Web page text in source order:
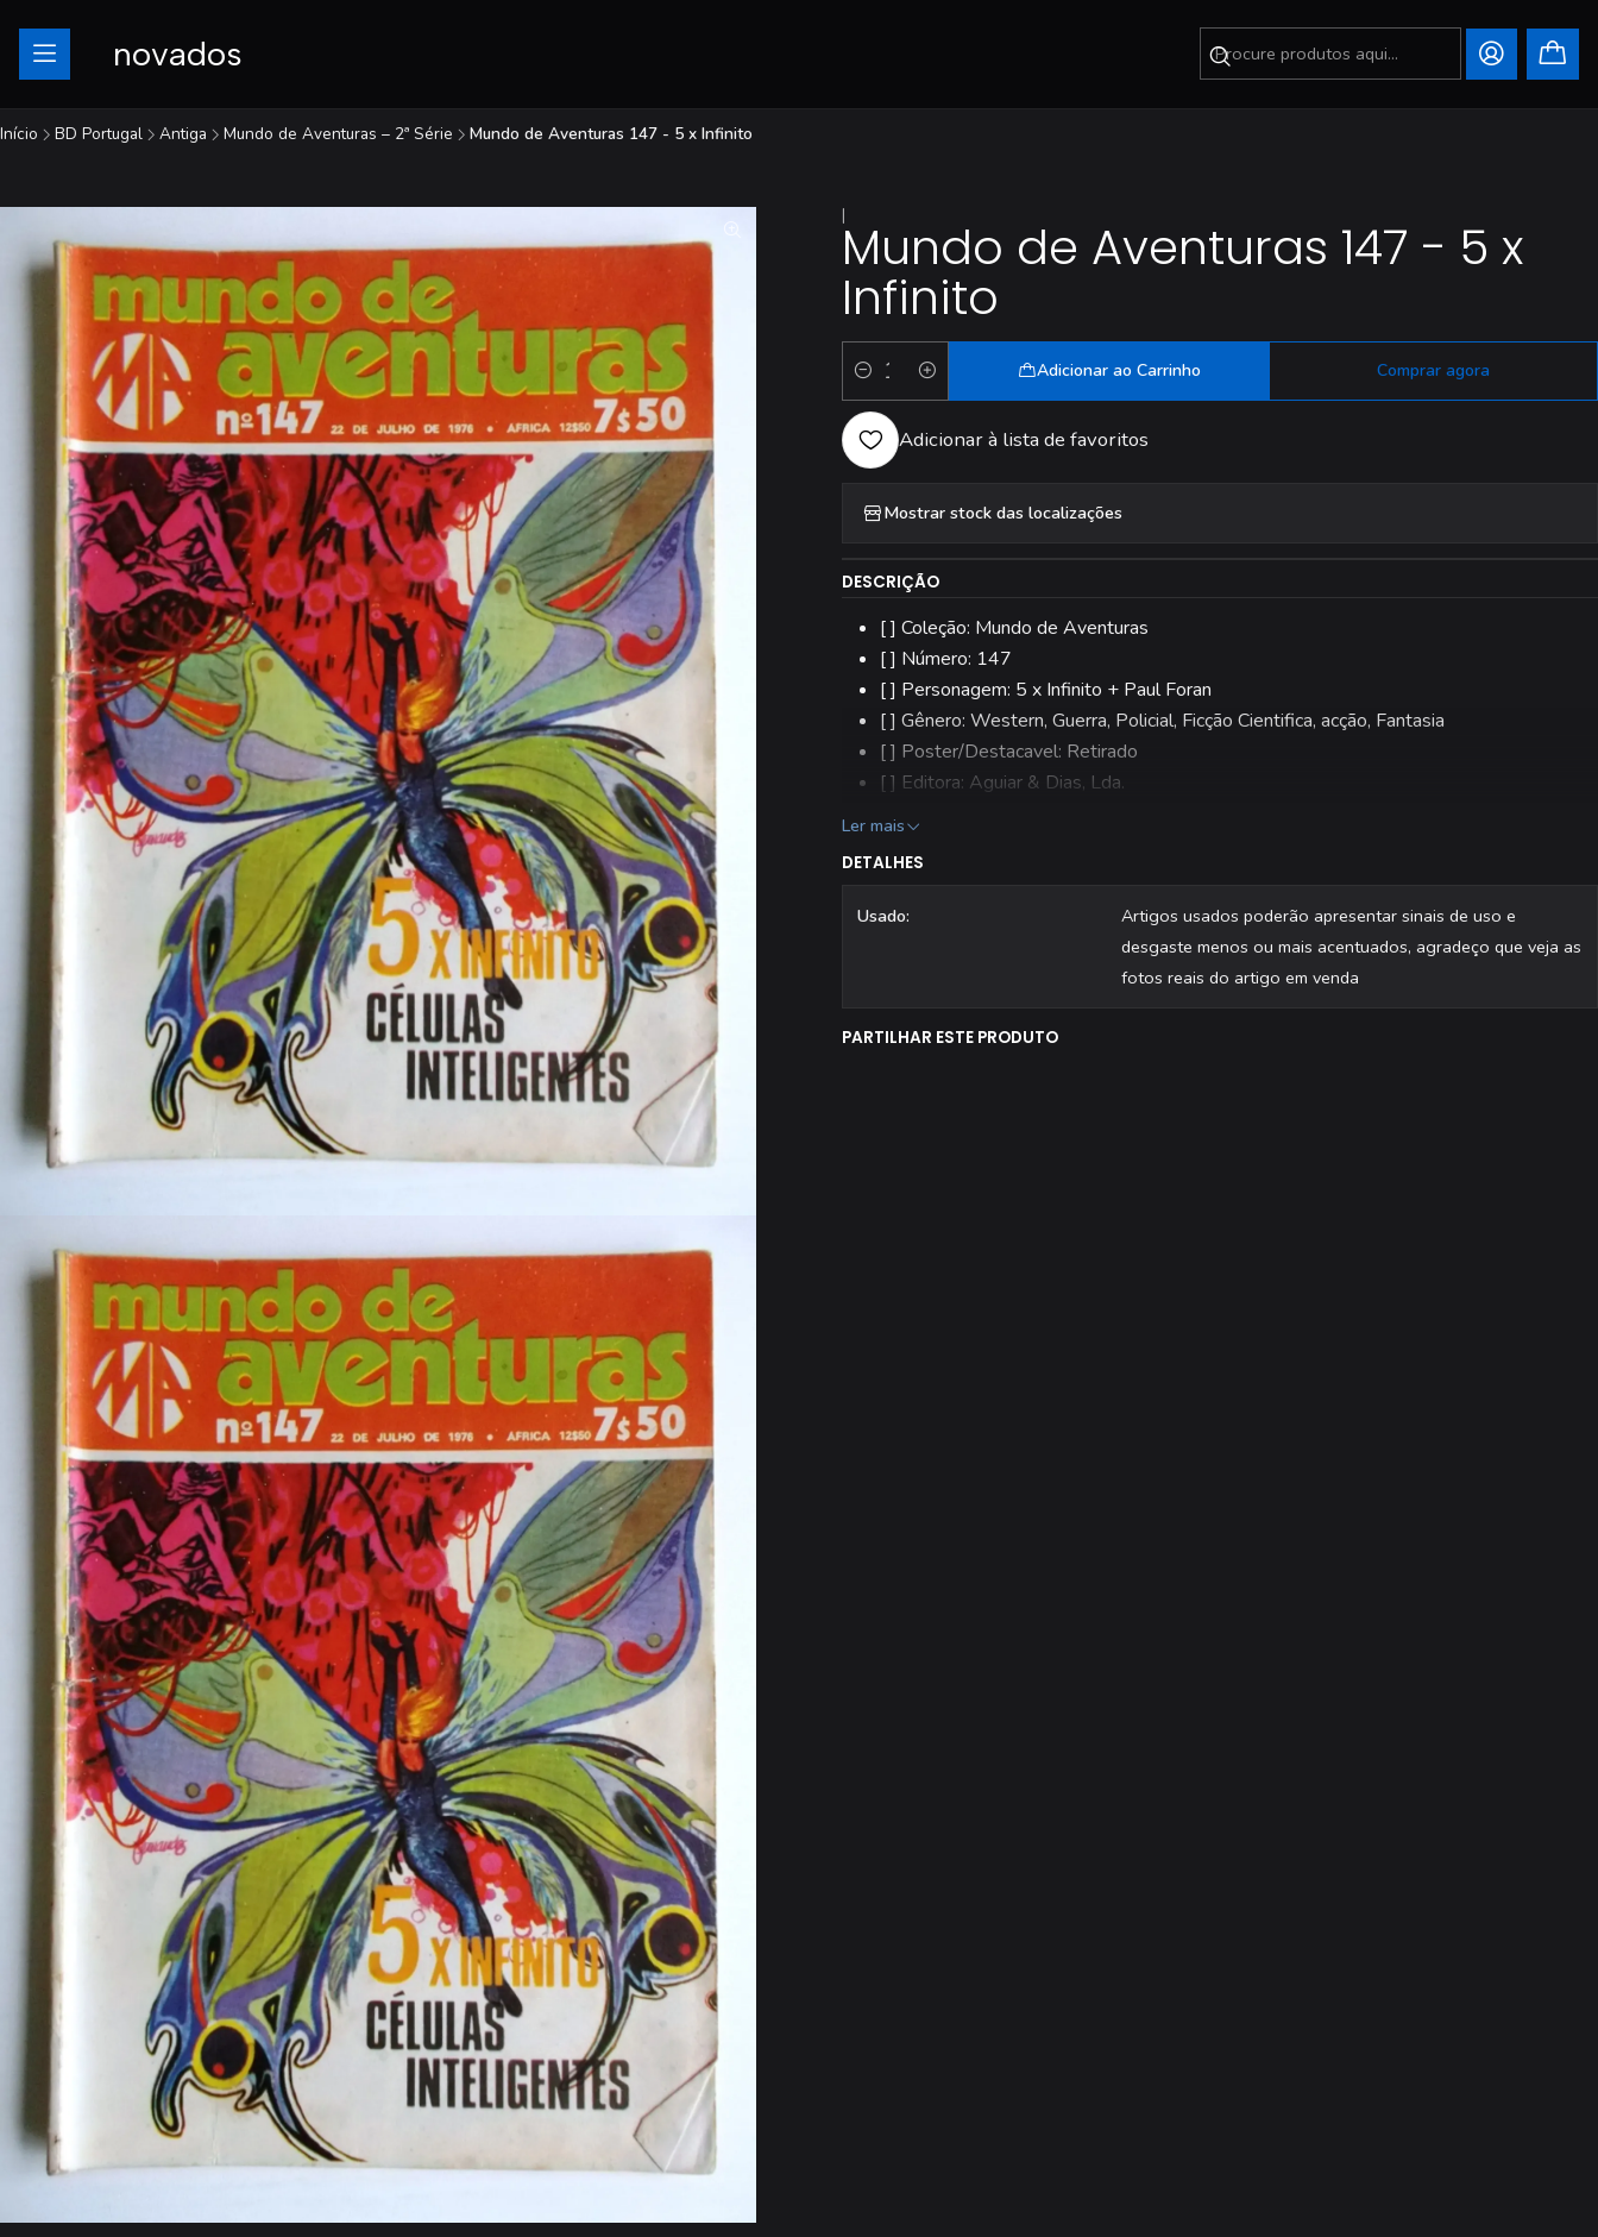
novados
Início BD Portugal Antiga Mundo de Aventuras – 2ª Série Mundo de Aventuras 147 - 5 x Infinito
|Mundo de Aventuras 147 - 5 x
Infinito
Quantidade
Adicionar ao Carrinho Comprar agora
Adicionar à lista de favoritos
Mostrar stock das localizações
DESCRIÇÃO
[ ] Coleção: Mundo de Aventuras
[ ] Número: 147
[ ] Personagem: 5 x Infinito + Paul Foran
[ ] Gênero: Western, Guerra, Policial, Ficção Cientifica, acção, Fantasia
[ ] Poster/Destacavel: Retirado
[ ] Editora: Aguiar & Dias, Lda.
[ ] Estado: Usado
Ler mais
DETALHES
Usado:
Artigos usados poderão apresentar sinais de uso e
desgaste menos ou mais acentuados, agradeço que veja as
fotos reais do artigo em venda
PARTILHAR ESTE PRODUTO